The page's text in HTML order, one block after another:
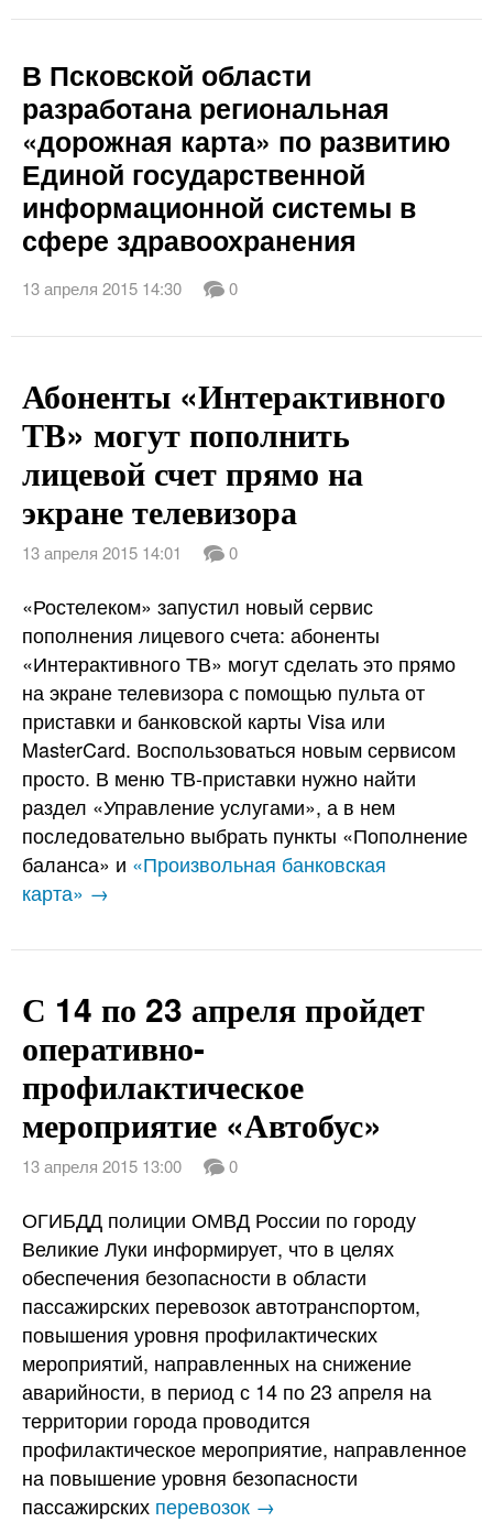
В Псковской области
разработана региональная
«дорожная карта» по развитию
Единой государственной
информационной системы в
сфере здравоохранения
13 апреля 2015 14:30 0
Абоненты «Интерактивного
ТВ» могут пополнить
лицевой счет прямо на
экране телевизора
13 апреля 2015 14:01 0
«Ростелеком» запустил новый сервис
пополнения лицевого счета: абоненты
«Интерактивного ТВ» могут сделать это прямо
на экране телевизора с помощью пульта от
приставки и банковской карты Visa или
MasterCard. Воспользоваться новым сервисом
просто. В меню ТВ-приставки нужно найти
раздел «Управление услугами», а в нем
последовательно выбрать пункты «Пополнение
баланса» и «Произвольная банковская
карта» →
С 14 по 23 апреля пройдет
оперативно-
профилактическое
мероприятие «Автобус»
13 апреля 2015 13:00 0
ОГИБДД полиции ОМВД России по городу
Великие Луки информирует, что в целях
обеспечения безопасности в области
пассажирских перевозок автотранспортом,
повышения уровня профилактических
мероприятий, направленных на снижение
аварийности, в период с 14 по 23 апреля на
территории города проводится
профилактическое мероприятие, направленное
на повышение уровня безопасности
пассажирских перевозок →